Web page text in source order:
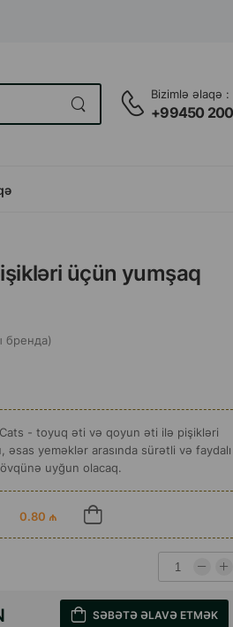
Bizimlə əlaqə :
+99450
üçün yumşaq
бренда)
- toyuq əti və qoyun əti ilə pişikləri
yeməklər arasında sürətli və faydalı
uyğun olacaq.
0.80 ₼
SƏBƏTƏ ƏLAVƏ ETMƏK